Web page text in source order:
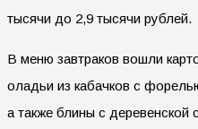
тысячи до 2,9 тысячи рублей.
В меню завтраков вошли
оладьи из кабачков с
а также блины с деревенской